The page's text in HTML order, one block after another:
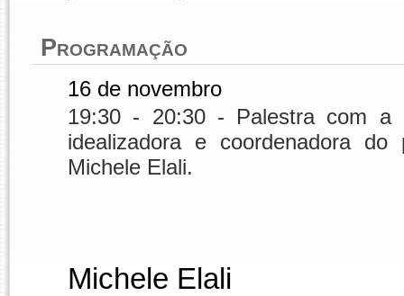
Programação
16 de novembro
19:30 - 20:30 - Palestra com a
idealizadora e coordenadora
Michele Elali.
Michele Elali